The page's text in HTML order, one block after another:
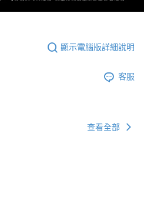
顯示電腦版詳細說明
客服
查看全部